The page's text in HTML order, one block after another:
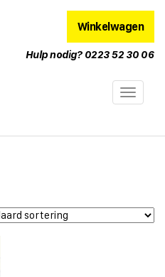
Winkelwagen
Hulp nodig? 0223 52 30 06